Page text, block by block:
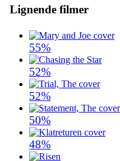
Lignende filmer
55%
52%
52%
50%
48%